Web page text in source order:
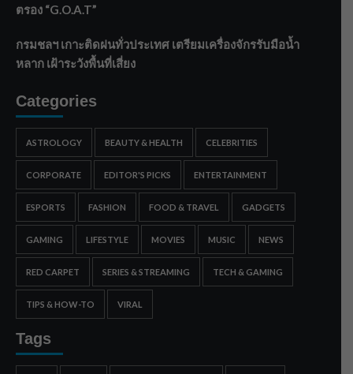
ตรอง “G.O.A.T”
กรมชลฯ เกาะติดฝนทั่วประเทศ เตรียมเครื่องจักรรับมือน้ำ
หลาก เฝ้าระวังพื้นที่เสี่ยง
Categories
ASTROLOGY BEAUTY & HEALTH CELEBRITIES
CORPORATE EDITOR'S PICKS ENTERTAINMENT
ESPORTS FASHION FOOD & TRAVEL GADGETS
GAMING LIFESTYLE MOVIES MUSIC NEWS
RED CARPET SERIES & STREAMING TECH & GAMING
TIPS & HOW-TO VIRAL
Tags